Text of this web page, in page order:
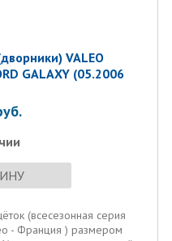
VALEO
GALAXY (05.2006
(всесезонная серия
- Франция ) размером